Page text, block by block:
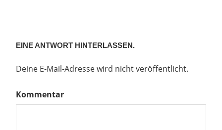
EINE ANTWORT HINTERLASSEN.
Deine E-Mail-Adresse wird nicht veröffentlicht.
Kommentar